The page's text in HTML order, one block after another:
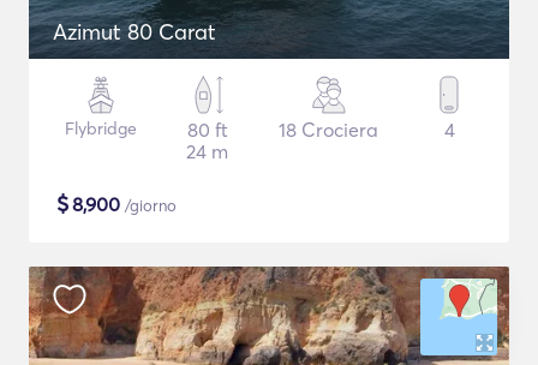
Azimut 80 Carat
Flybridge
80 ft
24 m
18 Crociera 4
$8,900 /giorno